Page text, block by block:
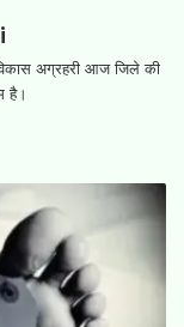
अग्रहरी आज जिले की
है।